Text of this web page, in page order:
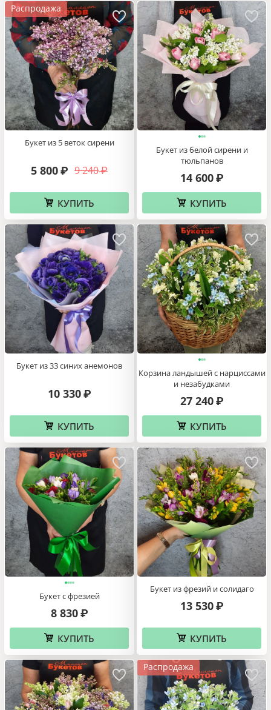
Распродажа
Букет из 5 веток сирени
9 240 ₽
5 800₽
КУПИТЬ
Букет из белой сирени и
тюльпанов
14 600 ₽
КУПИТЬ
Букет из 33 синих анемонов
10 330 ₽
КУПИТЬ
Корзина ландышей с нарциссами
и незабудками
27 240 ₽
КУПИТЬ
Букет с фрезией
8 830 ₽
КУПИТЬ
Букет из фрезий и солидаго
13 530 ₽
КУПИТЬ
Распродажа